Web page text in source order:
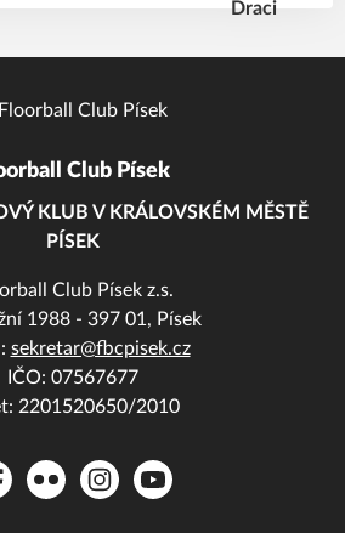
Club Písek
KLUB V KRÁLOVSKÉM MĚSTĚ
PÍSEK
Club Písek z.s.
1988 - 397 01, Písek
sekretar@fbcpisek.cz
IČO: 07567677
2201520650/2010
Flickr InstagramYouTube